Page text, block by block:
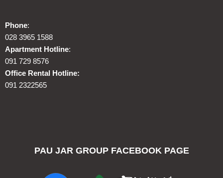
Phone:
028 3965 1588
Apartment Hotline:
091 729 8576
Office Rental Hotline:
091 2322565
PAU JAR GROUP FACEBOOK PAGE